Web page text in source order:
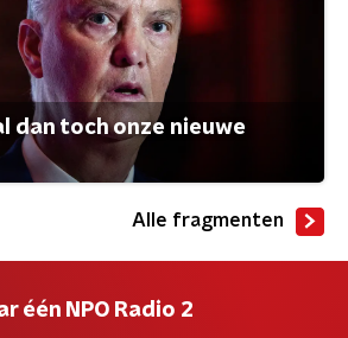
dan toch onze nieuwe
Alle fragmenten
één NPO Radio 2